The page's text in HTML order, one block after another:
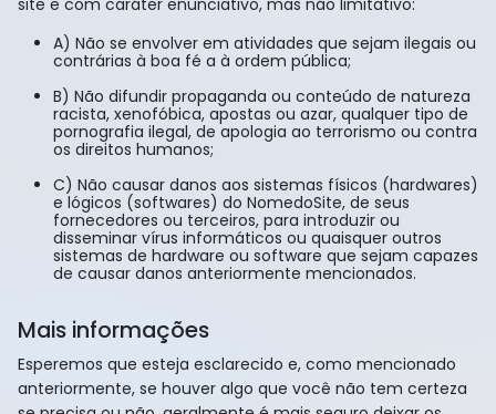
site e com caráter enunciativo, mas não limitativo:
A) Não se envolver em atividades que sejam ilegais ou
contrárias à boa fé a à ordem pública;
B) Não difundir propaganda ou conteúdo de natureza
racista, xenofóbica, apostas ou azar, qualquer tipo de
pornografia ilegal, de apologia ao terrorismo ou contra
os direitos humanos;
C) Não causar danos aos sistemas físicos (hardwares)
e lógicos (softwares) do NomedoSite, de seus
fornecedores ou terceiros, para introduzir ou
disseminar vírus informáticos ou quaisquer outros
sistemas de hardware ou software que sejam capazes
de causar danos anteriormente mencionados.
Mais informações
Esperemos que esteja esclarecido e, como mencionado
anteriormente, se houver algo que você não tem certeza